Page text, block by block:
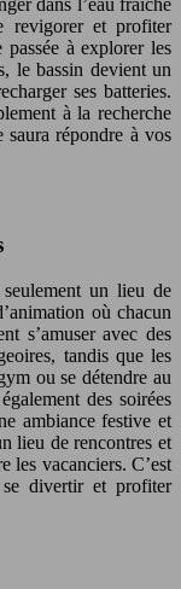
revigorer et profiter
à explorer les
le bassin devient un
ses batteries.
à la recherche
saura répondre à vos
seulement un lieu de
où chacun
s’amuser avec des
tandis que les
ou se détendre au
des soirées
ambiance festive et
lieu de rencontres et
les vacanciers. C’est
divertir et profiter